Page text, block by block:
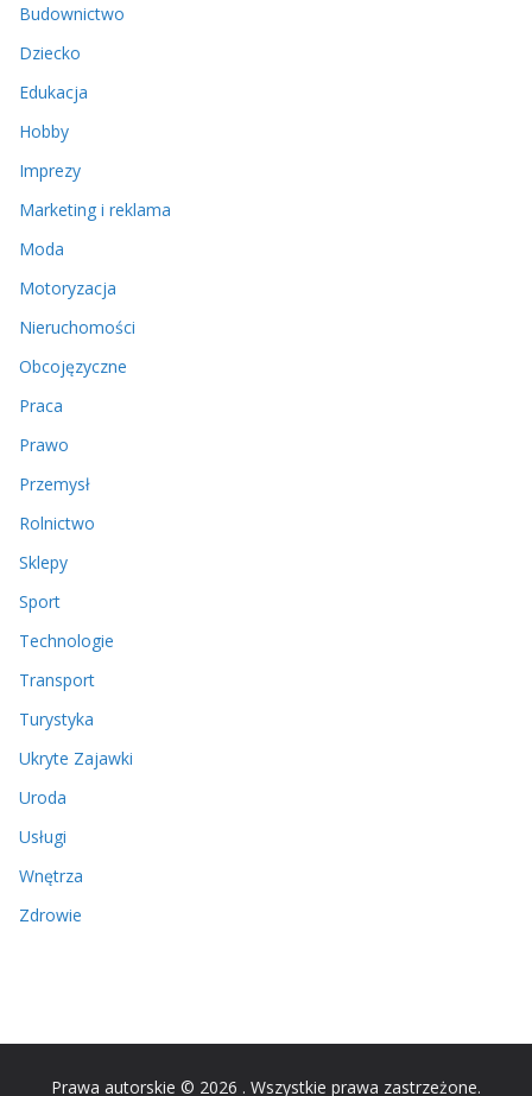
Budownictwo
Dziecko
Edukacja
Hobby
Imprezy
Marketing i reklama
Moda
Motoryzacja
Nieruchomości
Obcojęzyczne
Praca
Prawo
Przemysł
Rolnictwo
Sklepy
Sport
Technologie
Transport
Turystyka
Ukryte Zajawki
Uroda
Usługi
Wnętrza
Zdrowie
Prawa autorskie © 2026 . Wszystkie prawa zastrzeżone.